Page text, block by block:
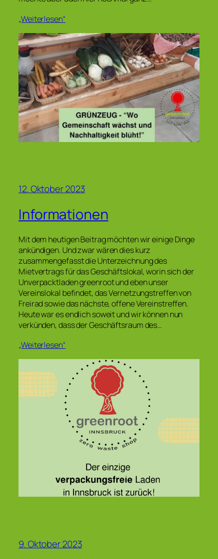
„Weiterlesen“
12. Oktober 2023
Informationen
Mit dem heutigen Beitrag möchten wir einige Dinge
ankündigen. Und zwar wären dies kurz
zusammengefasst die Unterzeichnung des
Mietvertrags für das Geschäftslokal, worin sich der
Unverpacktladen greenroot und eben unser
Vereinslokal befindet, das Vernetzungstreffen von
Freirad sowie das nächste, offene Vereinstreffen.
Heute war es endlich soweit und wir können nun
verkünden, dass der Geschäftsraum des…
„Weiterlesen“
9. Oktober 2023